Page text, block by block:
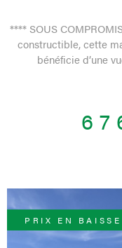
**** SOUS
constructible, cette
bénéficie d’une
prestations de qualité
qu’une salle de bains à
WC. Un garage et
complètent
(DPE A), fibre installée
PRIX EN BAISSE